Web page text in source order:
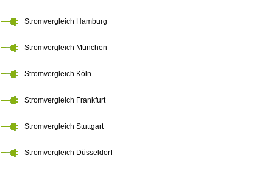
Stromvergleich Hamburg
Stromvergleich München
Stromvergleich Köln
Stromvergleich Frankfurt
Stromvergleich Stuttgart
Stromvergleich Düsseldorf